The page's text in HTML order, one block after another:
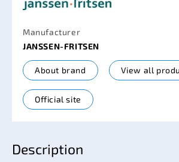
Manufacturer
JANSSEN-FRITSEN
About brand View all
Official site
Description